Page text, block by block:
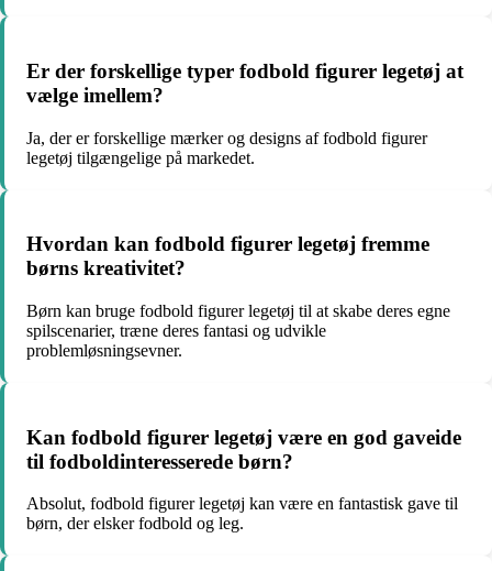
Er der forskellige typer fodbold figurer legetøj at
vælge imellem?
Ja, der er forskellige mærker og designs af fodbold figurer
legetøj tilgængelige på markedet.
Hvordan kan fodbold figurer legetøj fremme
børns kreativitet?
Børn kan bruge fodbold figurer legetøj til at skabe deres egne
spilscenarier, træne deres fantasi og udvikle
problemløsningsevner.
Kan fodbold figurer legetøj være en god gaveide
til fodboldinteresserede børn?
Absolut, fodbold figurer legetøj kan være en fantastisk gave til
børn, der elsker fodbold og leg.